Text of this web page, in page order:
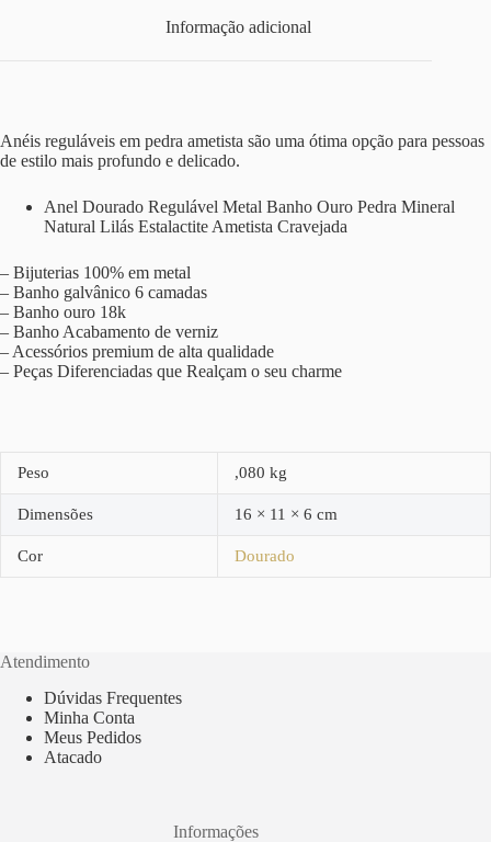
Informação adicional
Anéis reguláveis em pedra ametista são uma ótima opção para pessoas
de estilo mais profundo e delicado.
Anel Dourado Regulável Metal Banho Ouro Pedra Mineral
Natural Lilás Estalactite Ametista Cravejada
– Bijuterias 100% em metal
– Banho galvânico 6 camadas
– Banho ouro 18k
– Banho Acabamento de verniz
– Acessórios premium de alta qualidade
– Peças Diferenciadas que Realçam o seu charme
Peso ,080 kg
Dimensões 16 × 11 × 6 cm
Cor Dourado
Atendimento
Dúvidas Frequentes
Minha Conta
Meus Pedidos
Atacado
Informações